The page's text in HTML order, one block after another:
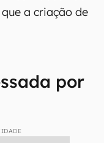
do
os vídeos vão